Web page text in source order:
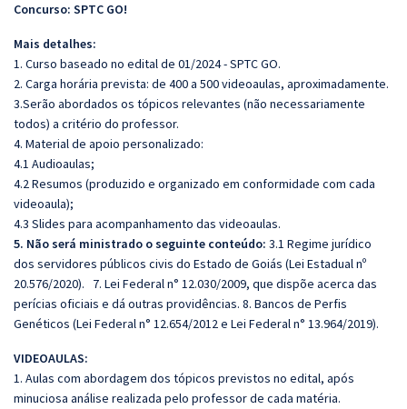
Concurso: SPTC GO!
Mais detalhes:
1. Curso baseado no edital de 01/2024 - SPTC GO.
2. Carga horária prevista: de 400 a 500 videoaulas, aproximadamente.
3.Serão abordados os tópicos relevantes (não necessariamente
todos) a critério do professor.
4. Material de apoio personalizado:
4.1 Audioaulas;
4.2 Resumos (produzido e organizado em conformidade com cada
videoaula);
4.3 Slides para acompanhamento das videoaulas.
5. Não será ministrado o seguinte conteúdo: 3.1 Regime jurídico
dos servidores públicos civis do Estado de Goiás (Lei Estadual nº
20.576/2020). 7. Lei Federal n° 12.030/2009, que dispõe acerca das
perícias oficiais e dá outras providências. 8. Bancos de Perfis
Genéticos (Lei Federal n° 12.654/2012 e Lei Federal n° 13.964/2019).
VIDEOAULAS:
1. Aulas com abordagem dos tópicos previstos no edital, após
minuciosa análise realizada pelo professor de cada matéria.